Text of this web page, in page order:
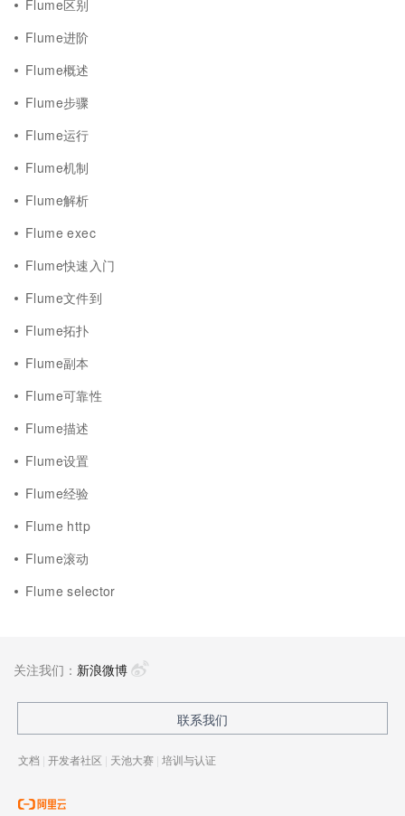
Flume区别
Flume进阶
Flume概述
Flume步骤
Flume运行
Flume机制
Flume解析
Flume exec
Flume快速入门
Flume文件到
Flume拓扑
Flume副本
Flume可靠性
Flume描述
Flume设置
Flume经验
Flume http
Flume滚动
Flume selector
关注我们： 新浪微博
联系我们
文档 | 开发者社区 | 天池大赛 | 培训与认证